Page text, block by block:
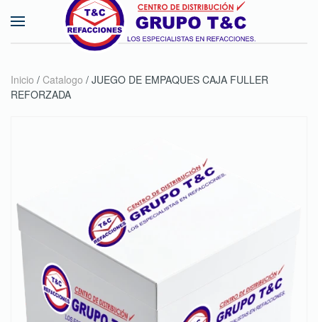
Skip to main content
Inicio / Catalogo / JUEGO DE EMPAQUES CAJA FULLER
REFORZADA